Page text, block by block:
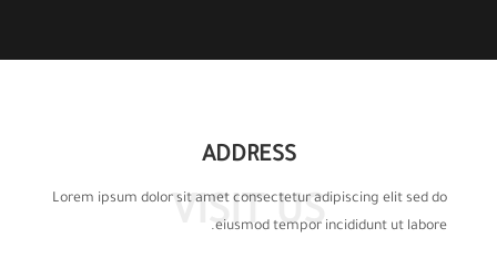
VISIT US
ADDRESS
Lorem ipsum dolor sit amet consectetur adipiscing elit sed do
eiusmod tempor incididunt ut labore.